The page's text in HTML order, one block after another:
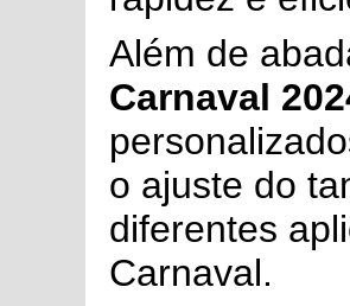
Além de
Carnaval
o ajuste do
diferentes
Carnaval.